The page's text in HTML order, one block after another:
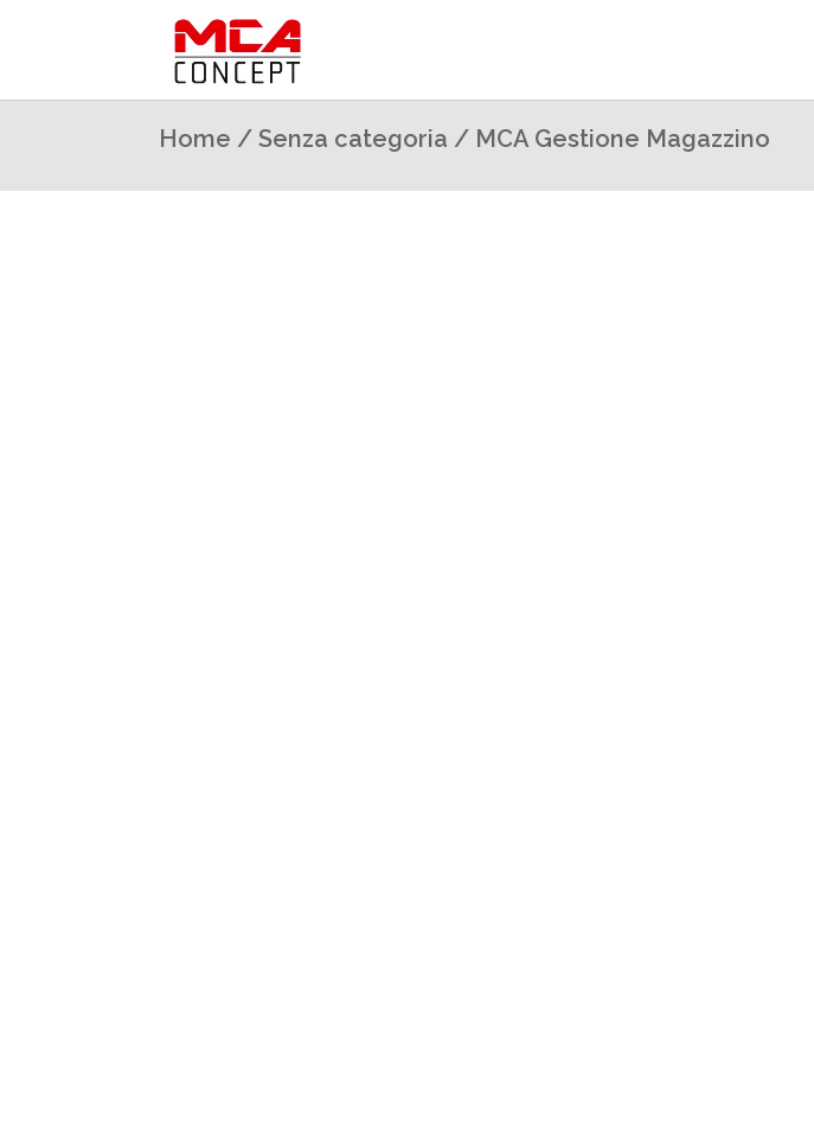
Home /Senza categoria / MCA Gestione Magazzino